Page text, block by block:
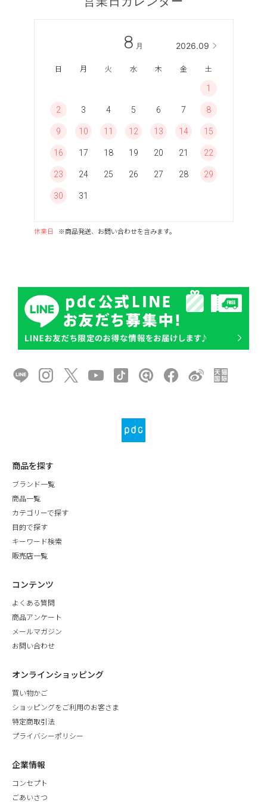
8 月 2026.09
日 月 火 水 木 金 土
1
2 3 4 5 6 7 8
9 10 11 12 13 14 15
16 17 18 19 20 21 22
23 24 25 26 27 28 29
30 31
休業日 ※商品発送、お問い合わせを含みます。
商品を探す
ブランド一覧
商品一覧
カテゴリーで探す
目的で探す
キーワード検索
販売店一覧
コンテンツ
よくある質問
商品アンケート
メールマガジン
お問い合わせ
オンラインショッピング
買い物かご
ショッピングをご利用のお客さま
特定商取引法
プライバシーポリシー
企業情報
コンセプト
ごあいさつ